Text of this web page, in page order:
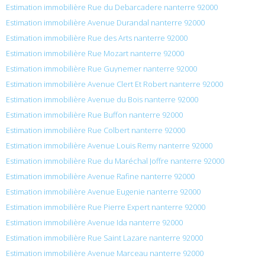
Estimation immobilière Rue du Debarcadere nanterre 92000
Estimation immobilière Avenue Durandal nanterre 92000
Estimation immobilière Rue des Arts nanterre 92000
Estimation immobilière Rue Mozart nanterre 92000
Estimation immobilière Rue Guynemer nanterre 92000
Estimation immobilière Avenue Clert Et Robert nanterre 92000
Estimation immobilière Avenue du Bois nanterre 92000
Estimation immobilière Rue Buffon nanterre 92000
Estimation immobilière Rue Colbert nanterre 92000
Estimation immobilière Avenue Louis Remy nanterre 92000
Estimation immobilière Rue du Maréchal Joffre nanterre 92000
Estimation immobilière Avenue Rafine nanterre 92000
Estimation immobilière Avenue Eugenie nanterre 92000
Estimation immobilière Rue Pierre Expert nanterre 92000
Estimation immobilière Avenue Ida nanterre 92000
Estimation immobilière Rue Saint Lazare nanterre 92000
Estimation immobilière Avenue Marceau nanterre 92000